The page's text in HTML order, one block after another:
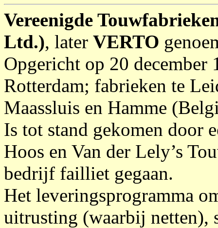
Vereenigde
Ltd.), later VERTO
Opgericht op 20 december
Rotterdam; fabrieken te
Maassluis en Hamme
Is tot stand gekomen door
Hoos en Van der Lely’s
bedrijf failliet gegaan.
Het leveringsprogramma
uitrusting (waarbij netten),